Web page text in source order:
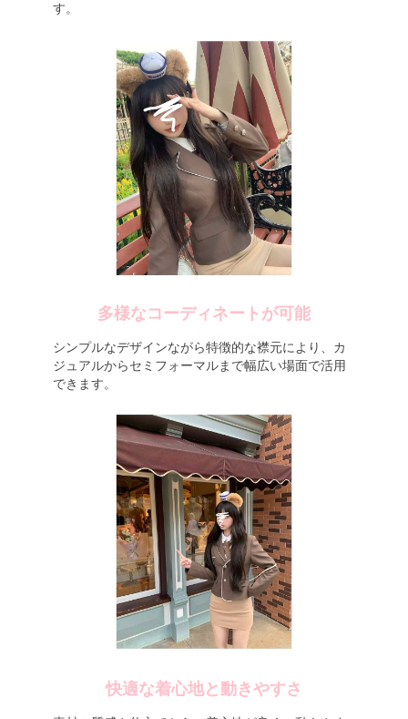
す。
多様なコーディネートが可能
シンプルなデザインながら特徴的な襟元により、カ
ジュアルからセミフォーマルまで幅広い場面で活用
できます。
快適な着心地と動きやすさ